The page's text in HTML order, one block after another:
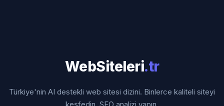
WebSiteleri.tr
Türkiye'nin AI destekli web sitesi dizini. Binlerce kaliteli siteyi